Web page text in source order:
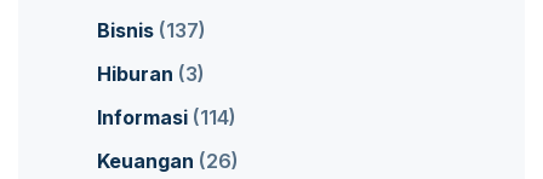
Bisnis (137)
Hiburan (3)
Informasi (114)
Keuangan (26)